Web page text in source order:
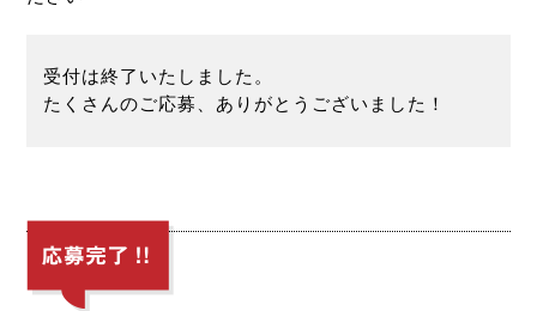
受付は終了いたしました。
たくさんのご応募、ありがとうございました！